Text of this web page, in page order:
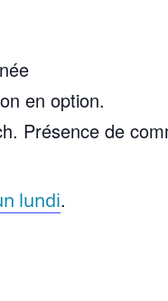
en option.
Présence de
lundi.